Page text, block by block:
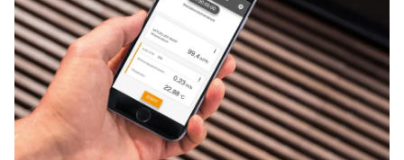
d’anémomètre à hélice ne permettent pas de mesurer que
la vitesse de l’air, mais bien également d’autres données
de mesure. Certaines variantes permettent ainsi de
mesurer la vitesse de l’air, l’humidité de l’air et la
température. Ces données, une fois associées, permettent
de tirer des conclusions sur différents aspects importants.
Si vous êtes actifs dans le secteur des techniques